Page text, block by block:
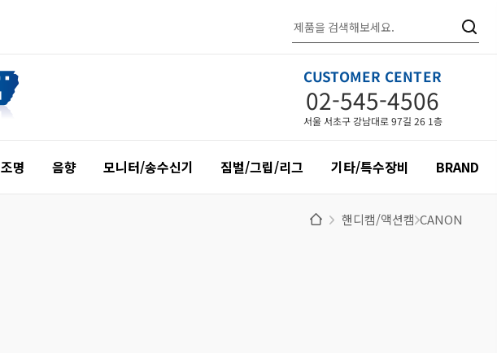
CUSTOMER CENTER
02-545-4506
서울 서초구 강남대로 97길 26 1층
조명 음향 모니터/송수신기 짐벌/그립/리그 기타/특수장비 BRAND
핸디캠/액션캠 CANON